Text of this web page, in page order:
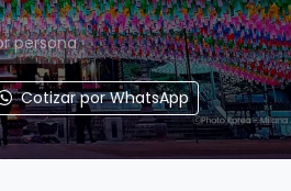
persona
Cotizar por WhatsApp